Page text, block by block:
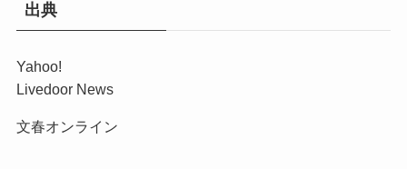
出典
Yahoo!
Livedoor News
文春オンライン